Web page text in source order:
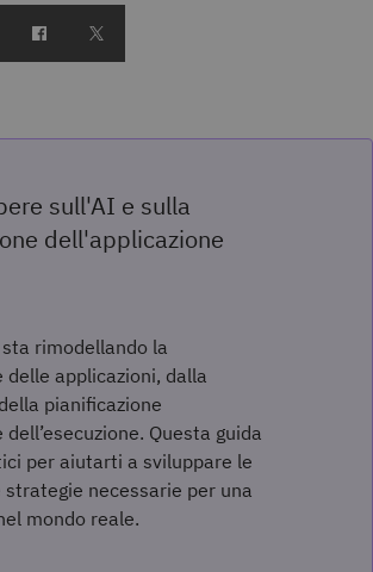
sull'AI e sulla
dell'applicazione
sta rimodellando la
delle applicazioni, dalla
pianificazione
dell’esecuzione. Questa guida
per aiutarti a sviluppare le
strategie necessarie per una
mondo reale.